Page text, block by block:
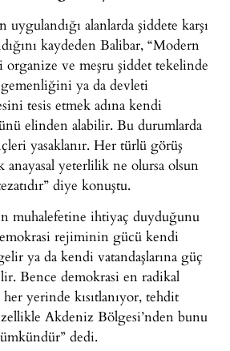
alanlarda şiddete karşı
kaydeden Balibar, “Modern
ve meşru şiddet tekelinde
ya da devleti
tesis etmek adına kendi
elinden alabilir. Bu durumlarda
yasaklanır. Her türlü görüş
anayasal yeterlilik ne olursa olsun
diye konuştu.
muhalefetine ihtiyaç duyduğunu
rejiminin gücü kendi
ya da kendi vatandaşlarına güç
Bence demokrasi en radikal
yerinde kısıtlanıyor, tehdit
Akdeniz Bölgesi’nden bunu
dedi.